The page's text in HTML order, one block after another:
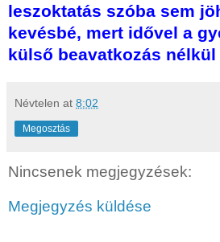
leszoktatás szóba sem
kevésbé, mert idővel a
külső beavatkozás
Névtelen at 8:02
Megosztás
Nincsenek megjegyzések:
Megjegyzés küldése